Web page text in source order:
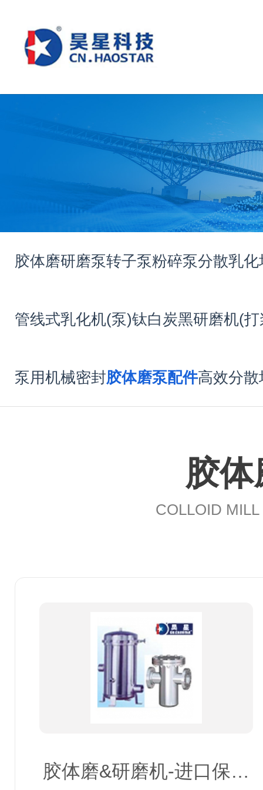
胶体磨研磨泵转子泵粉碎泵分散乳化
管线式乳化机(泵)钛白炭黑研磨机(打
泵用机械密封胶体磨泵配件高效分散
胶
COLLOID
胶体磨&研磨机-进口保护